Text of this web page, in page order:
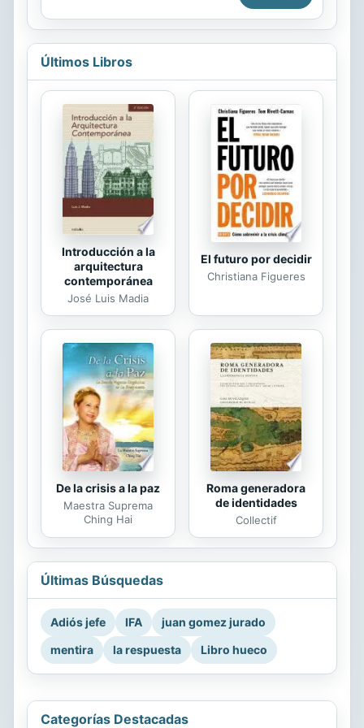
protocolos de comunicaciones. Por
consiguiente, el objetivo es
ambicioso en el sentido de abordar
no sólo los conceptos claves que
las comunicaciones en general sino
que también ese hace especial
hincapié en los fundamentos de
Internet y su arquitectura de
comunicaciones TCP/IP.
Últimos Libros
Introducción a la
arquitectura
contemporánea
José Luis Madia
El futuro por decidir
Christiana Figueres
De la crisis a la paz
Maestra Suprema
Ching Hai
Roma generadora
de identidades
Collectif
Últimas Búsquedas
Adiós jefe IFA
juan gomez jurado
mentira
la respuesta Libro hueco
Categorías Destacadas